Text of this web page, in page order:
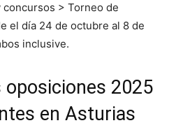
> Torneo de
el día 24 de octubre al 8 de
inclusive.
oposiciones 2025
en Asturias